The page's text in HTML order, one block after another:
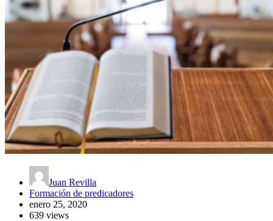
Juan Revilla
Formación de predicadores
enero 25, 2020
639 views